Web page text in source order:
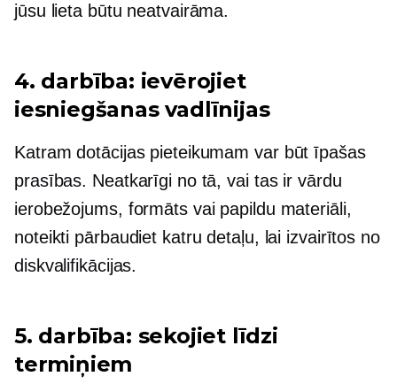
jūsu lieta būtu neatvairāma.
4. darbība: ievērojiet
iesniegšanas vadlīnijas
Katram dotācijas pieteikumam var būt īpašas
prasības. Neatkarīgi no tā, vai tas ir vārdu
ierobežojums, formāts vai papildu materiāli,
noteikti pārbaudiet katru detaļu, lai izvairītos no
diskvalifikācijas.
5. darbība: sekojiet līdzi
termiņiem